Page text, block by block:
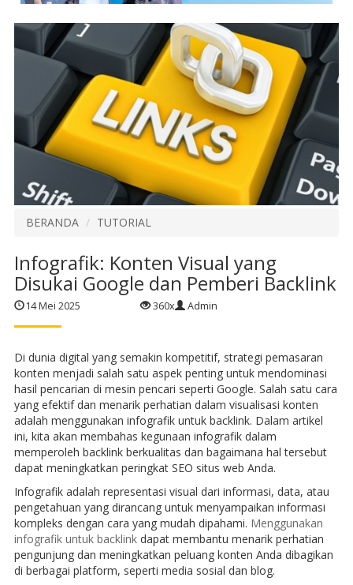
BERANDA TUTORIAL
Infografik: Konten Visual yang
Disukai Google dan Pemberi Backlink
14 Mei 2025 360x Admin
Di dunia digital yang semakin kompetitif, strategi pemasaran
konten menjadi salah satu aspek penting untuk mendominasi
hasil pencarian di mesin pencari seperti Google. Salah satu cara
yang efektif dan menarik perhatian dalam visualisasi konten
adalah menggunakan infografik untuk backlink. Dalam artikel
ini, kita akan membahas kegunaan infografik dalam
memperoleh backlink berkualitas dan bagaimana hal tersebut
dapat meningkatkan peringkat SEO situs web Anda.
Infografik adalah representasi visual dari informasi, data, atau
pengetahuan yang dirancang untuk menyampaikan informasi
kompleks dengan cara yang mudah dipahami. Menggunakan
infografik untuk backlinkdapat membantu menarik perhatian
pengunjung dan meningkatkan peluang konten Anda dibagikan
di berbagai platform, seperti media sosial dan blog.